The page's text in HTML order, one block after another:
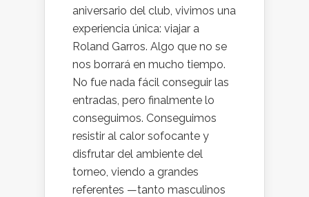
aniversario del club, vivimos una
experiencia única: viajar a
Roland Garros. Algo que no se
nos borrará en mucho tiempo.
No fue nada fácil conseguir las
entradas, pero finalmente lo
conseguimos. Conseguimos
resistir al calor sofocante y
disfrutar del ambiente del
torneo, viendo a grandes
referentes —tanto masculinos